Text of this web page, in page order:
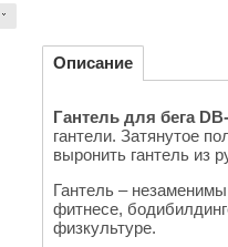
Описание
Гантель для бега
гантели. Затянутое
выронить гантель из
Гантель –
фитнесе,
физкультуре.